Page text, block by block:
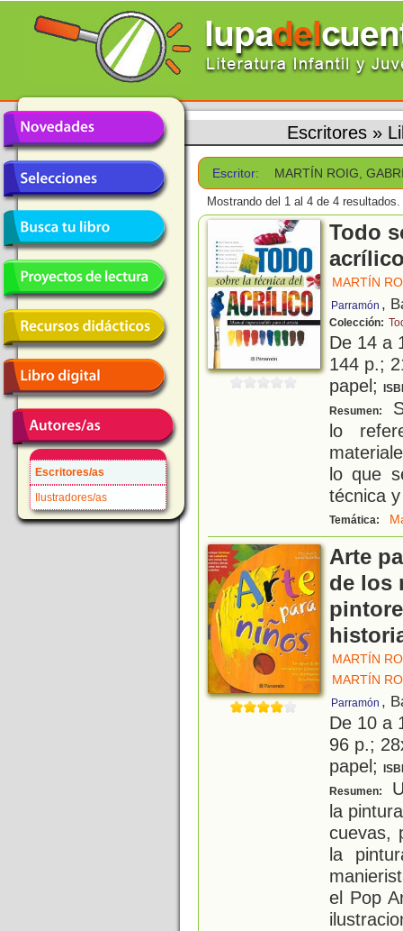
Escritores/as
Ilustradores/as
Escritores »
Escritor: MARTÍN ROIG,
Mostrando del 1 al 4 de 4 resultados.
Todo
MARTÍN
Parramón ,
Colección:
De 14 a
144 p.;
papel;
Resumen:
lo
lo que
técnica
Temática:
Arte
de los
MARTÍN
MARTÍN
Parramón ,
De 10 a
96 p.;
papel;
Resumen:
la
cuevas,
la
el Pop